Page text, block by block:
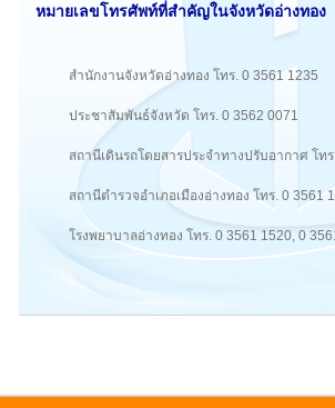
หมายเลขโทรศัพท์ที่สำคัญในจังหวัดอ่างทอง
สำนักงานจังหวัดอ่างทอง โทร. 0 3561 1235
ประชาสัมพันธ์จังหวัด โทร. 0 3562 0071
สถานีเดินรถโดยสารประจำทางปรับอากาศ โท
สถานีตำรวจอำเภอเมืองอ่างทอง โทร. 0 3561
โรงพยาบาลอ่างทอง โทร. 0 3561 1520, 0